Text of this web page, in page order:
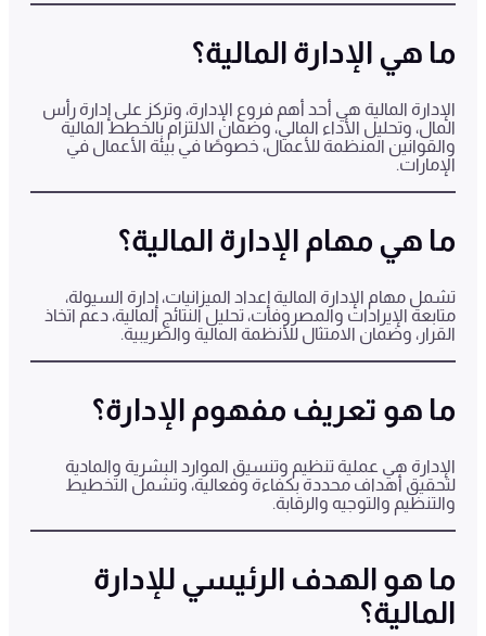
ما هي الإدارة المالية؟
الإدارة المالية هي أحد أهم فروع الإدارة، وتركز على إدارة رأس
المال، وتحليل الأداء المالي، وضمان الالتزام بالخطط المالية
والقوانين المنظمة للأعمال، خصوصًا في بيئة الأعمال في
الإمارات.
ما هي مهام الإدارة المالية؟
تشمل مهام الإدارة المالية إعداد الميزانيات، إدارة السيولة،
متابعة الإيرادات والمصروفات، تحليل النتائج المالية، دعم اتخاذ
القرار، وضمان الامتثال للأنظمة المالية والضريبية.
ما هو تعريف مفهوم الإدارة؟
الإدارة هي عملية تنظيم وتنسيق الموارد البشرية والمادية
لتحقيق أهداف محددة بكفاءة وفعالية، وتشمل التخطيط
والتنظيم والتوجيه والرقابة.
ما هو الهدف الرئيسي للإدارة
المالية؟